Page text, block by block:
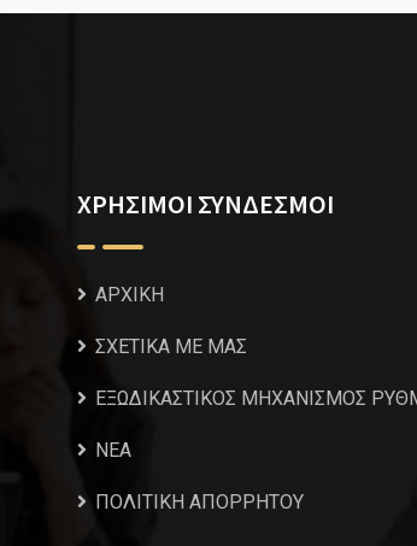
ΧΡΗΣΙΜΟΙ ΣΥΝΔΕΣΜΟΙ
ΑΡΧΙΚΗ
ΣΧΕΤΙΚΑ ΜΕ ΜΑΣ
ΕΞΩΔΙΚΑΣΤΙΚΟΣ ΜΗΧΑΝΙΣΜΟΣ
NEA
ΠΟΛΙΤΙΚΗ ΑΠΟΡΡΗΤΟΥ